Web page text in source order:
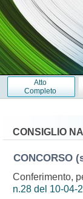
Atto
Completo
CONSIGLIO
CONCORSO
Conferimento,
n.28 del 10-04-